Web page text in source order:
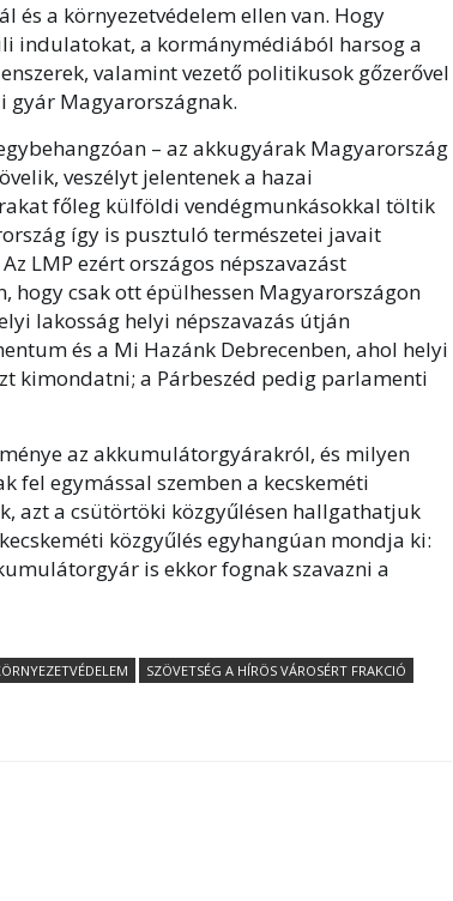
és a környezetvédelem ellen van. Hogy
indulatokat, a kormánymédiából harsog a
valamint vezető politikusok gőzerővel
gyár Magyarországnak.
– az akkugyárak Magyarország
veszélyt jelentenek a hazai
főleg külföldi vendégmunkásokkal töltik
így is pusztuló természetei javait
LMP ezért országos népszavazást
hogy csak ott épülhessen Magyarországon
lakosság helyi népszavazás útján
és a Mi Hazánk Debrecenben, ahol helyi
kimondatni; a Párbeszéd pedig parlamenti
az akkumulátorgyárakról, és milyen
fel egymással szemben a kecskeméti
azt a csütörtöki közgyűlésen hallgathatjuk
közgyűlés egyhangúan mondja ki:
is ekkor fognak szavazni a
SZÖVETSÉG A HÍRÖS VÁROSÉRT FRAKCIÓ